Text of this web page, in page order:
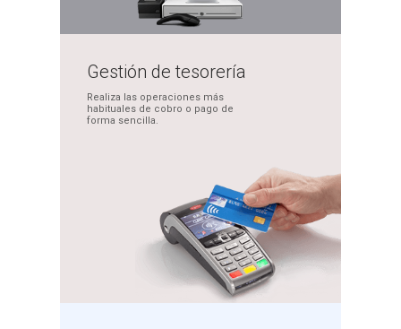
Gestión de tesorería
Realiza las operaciones más
habituales de cobro o pago de
forma sencilla.